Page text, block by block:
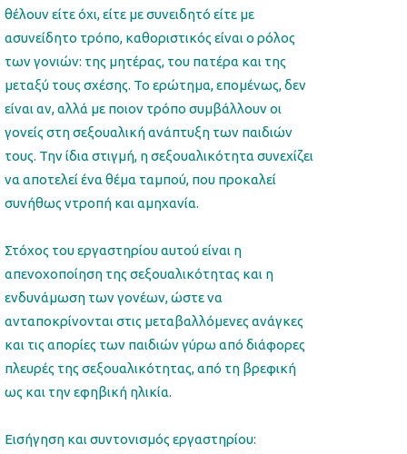
θέλουν είτε όχι, είτε με συνειδητό είτε με
ασυνείδητο τρόπο, καθοριστικός είναι ο ρόλος
των γονιών: της μητέρας, του πατέρα και της
μεταξύ τους σχέσης. Το ερώτημα, επομένως, δεν
είναι αν, αλλά με ποιον τρόπο συμβάλλουν οι
γονείς στη σεξουαλική ανάπτυξη των παιδιών
τους. Την ίδια στιγμή, η σεξουαλικότητα συνεχίζει
να αποτελεί ένα θέμα ταμπού, που προκαλεί
συνήθως ντροπή και αμηχανία.
Στόχος του εργαστηρίου αυτού είναι η
απενοχοποίηση της σεξουαλικότητας και η
ενδυνάμωση των γονέων, ώστε να
ανταποκρίνονται στις μεταβαλλόμενες ανάγκες
και τις απορίες των παιδιών γύρω από διάφορες
πλευρές της σεξουαλικότητας, από τη βρεφική
ως και την εφηβική ηλικία.
Εισήγηση και συντονισμός εργαστηρίου: